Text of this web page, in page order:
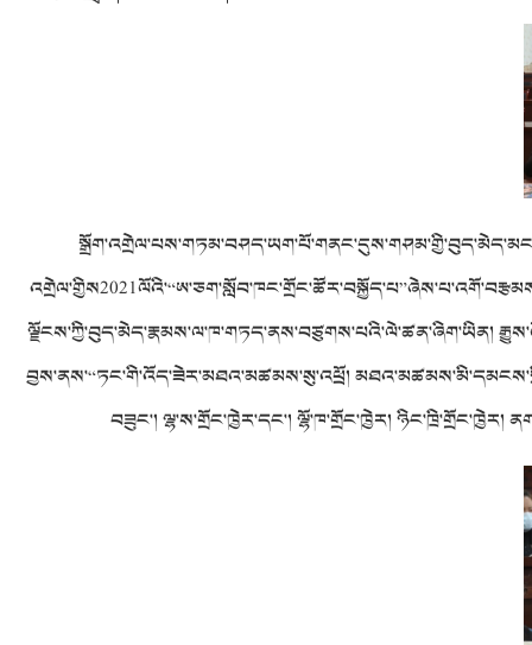
ལྗོངས་ཀྱི་བུད་མེད་རྣམས་ལ་ཁ་གཏད་ནས་བཙུགས་པའི་ལེ་ཚན་ཞིག་ཡིན།
བྱས་ནས་“ཏང་གི་འོད་ཟེར་མཐའ་མཚམས་སུ་འཕྲོ།
བཟུང་། ལྷ་ས་གྲོང་ཁྱེར་དང་། ལྷོ་ཁ་གྲོང་ཁྱེར།